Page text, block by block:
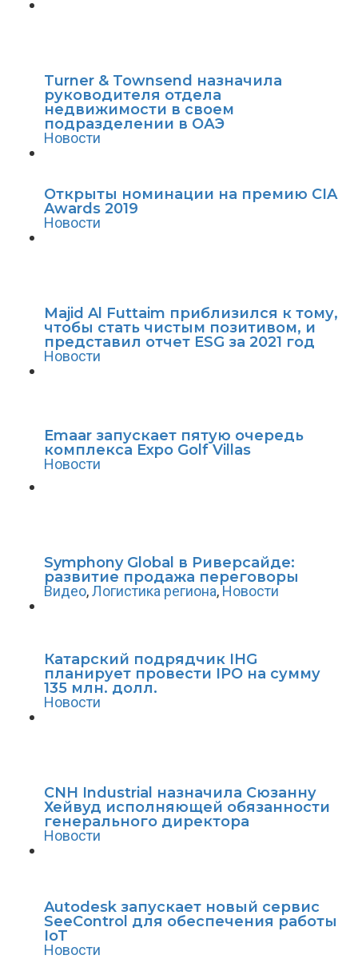
Turner & Townsend назначила
руководителя отдела
недвижимости в своем
подразделении в ОАЭ
Новости
Открыты номинации на премию CIA
Awards 2019
Новости
Majid Al Futtaim приблизился к тому,
чтобы стать чистым позитивом, и
представил отчет ESG за 2021 год
Новости
Emaar запускает пятую очередь
комплекса Expo Golf Villas
Новости
Symphony Global в Риверсайде:
развитие продажа переговоры
Видео,Логистика региона,Новости
Катарский подрядчик IHG
планирует провести IPO на сумму
135 млн. долл.
Новости
CNH Industrial назначила Сюзанну
Хейвуд исполняющей обязанности
генерального директора
Новости
Autodesk запускает новый сервис
SeeControl для обеспечения работы
IoT
Новости